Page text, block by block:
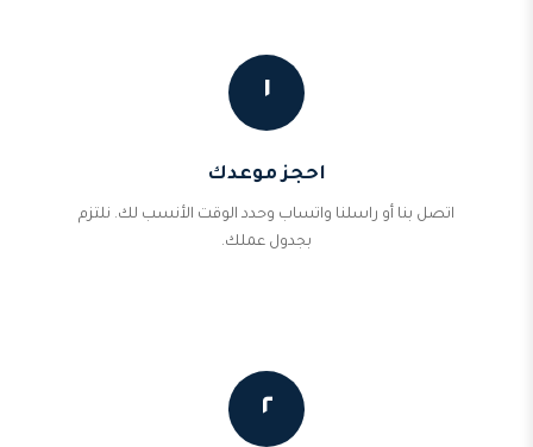
١
احجز موعدك
اتصل بنا أو راسلنا واتساب وحدد الوقت الأنسب لك. نلتزم
بجدول عملك.
٢